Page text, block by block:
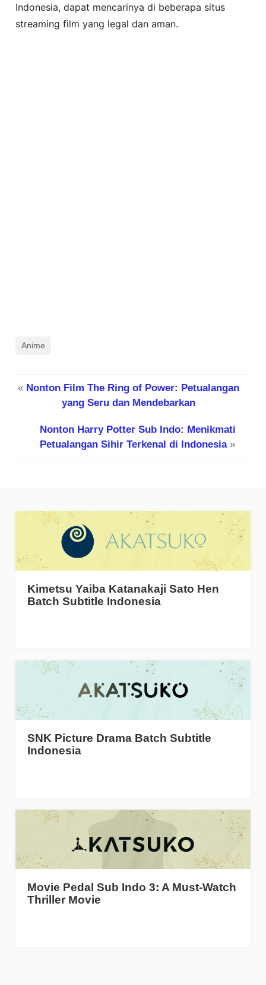
Indonesia, dapat mencarinya di beberapa situs
streaming film yang legal dan aman.
Anime
« Nonton Film The Ring of Power: Petualangan
yang Seru dan Mendebarkan
Nonton Harry Potter Sub Indo: Menikmati
Petualangan Sihir Terkenal di Indonesia»
Kimetsu Yaiba Katanakaji Sato Hen
Batch Subtitle Indonesia
SNK Picture Drama Batch Subtitle
Indonesia
Movie Pedal Sub Indo 3: A Must-Watch
Thriller Movie